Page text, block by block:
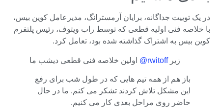
در یک توییت جداگانه، برایان آرمسترانگ، مدیرعامل کوین بیس،
با خلاصه فنی اولیه قطعی که توسط راب ویتوف، رئیس پلتفرم
کوین بیس به اشتراک گذاشته شده بود، تعامل کرد.
@rwitoff زیر
باز هم از همه تیم هایی که در طول شب برای رفع
این مشکل تلاش کردند تشکر می کنم. ما در حال
حاضر روی مراحل بعدی کار می کنیم.